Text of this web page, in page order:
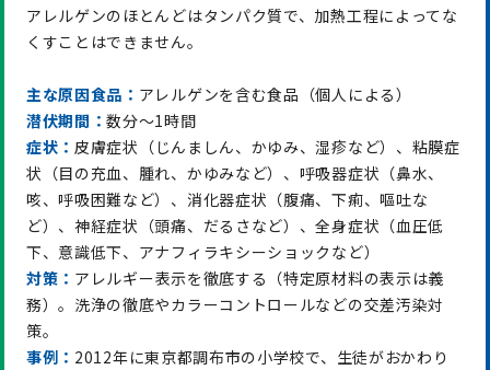
アレルゲンのほとんどはタンパク質で、加熱工程によってな
くすことはできません。
主な原因食品： アレルゲンを含む食品（個人による）
潜伏期間：数分～1時間
症状： 皮膚症状（じんましん、かゆみ、湿疹など）、粘膜症
状（目の充血、腫れ、かゆみなど）、呼吸器症状（鼻水、
咳、呼吸困難など）、消化器症状（腹痛、下痢、嘔吐な
ど）、神経症状（頭痛、だるさなど）、全身症状（血圧低
下、意識低下、アナフィラキシーショックなど）
対策： アレルギー表示を徹底する（特定原材料の表示は義
務）。洗浄の徹底やカラーコントロールなどの交差汚染対
策。
事例： 2012年に東京都調布市の小学校で、生徒がおかわり